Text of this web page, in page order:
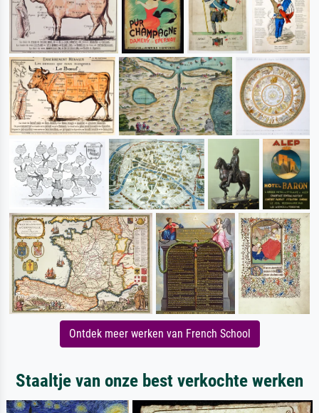
Ontdek meer werken van French School
Staaltje van onze best verkochte werken